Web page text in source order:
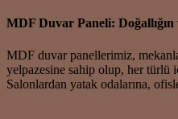
MDF Duvar Paneli: Doğallığın
MDF duvar panellerimiz,
yelpazesine sahip olup, her türlü
Salonlardan yatak odalarına,